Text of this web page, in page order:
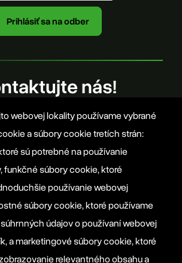
nás!
office@szovetseg.sk
Platforma EPP 2012
Manifesto EPP
webovej lokality používame vybrané
a súbory cookie tretích strán:
sú potrebné na používanie
funkčné súbory cookie, ktoré
používanie webovej
súbory cookie, ktoré používame
údajov o používaní webovej
a marketingové súbory cookie, ktoré
relevantného obsahu a